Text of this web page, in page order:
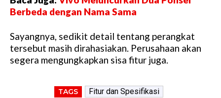
Berbeda dengan Nama Sama
Sayangnya, sedikit detail tentang perangkat
tersebut masih dirahasiakan. Perusahaan akan
segera mengungkapkan sisa fitur juga.
TAGS
Fitur dan Spesifikasi